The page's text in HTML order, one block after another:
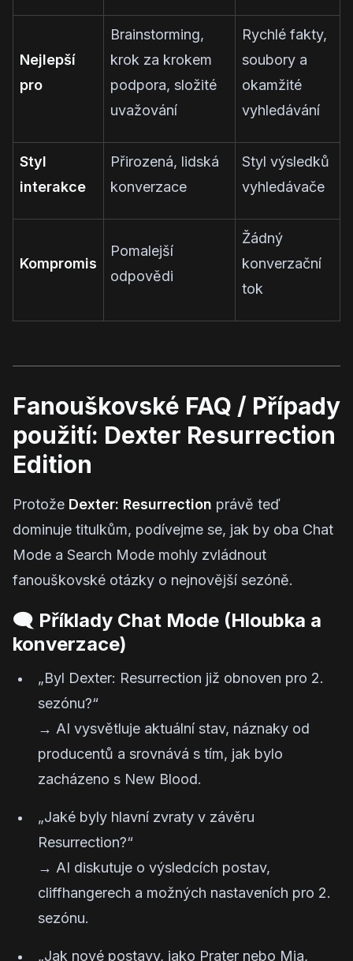
Nejlepší
pro
Brainstorming,
krok za krokem
podpora, složité
uvažování
Rychlé fakty,
soubory a
okamžité
vyhledávání
Styl
interakce
Přirozená, lidská
konverzace
Styl výsledků
vyhledávače
Kompromis
Pomalejší
odpovědi
Žádný
konverzační
tok
Fanouškovské FAQ / Případy
použití: Dexter Resurrection
Edition
Protože Dexter: Resurrection právě teď
dominuje titulkům, podívejme se, jak by oba Chat
Mode a Search Mode mohly zvládnout
fanouškovské otázky o nejnovější sezóně.
🗨️ Příklady Chat Mode (Hloubka a
konverzace)
„Byl Dexter: Resurrection již obnoven pro 2.
sezónu?“
→ AI vysvětluje aktuální stav, náznaky od
producentů a srovnává s tím, jak bylo
zacházeno s New Blood.
„Jaké byly hlavní zvraty v závěru
Resurrection?“
→ AI diskutuje o výsledcích postav,
cliffhangerech a možných nastaveních pro 2.
sezónu.
„Jak nové postavy, jako Prater nebo Mia,